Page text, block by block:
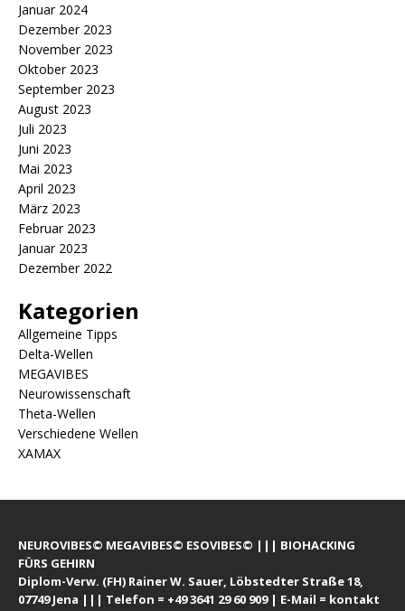
Januar 2024
Dezember 2023
November 2023
Oktober 2023
September 2023
August 2023
Juli 2023
Juni 2023
Mai 2023
April 2023
März 2023
Februar 2023
Januar 2023
Dezember 2022
Kategorien
Allgemeine Tipps
Delta-Wellen
MEGAVIBES
Neurowissenschaft
Theta-Wellen
Verschiedene Wellen
XAMAX
NEUROVIBES© MEGAVIBES© ESOVIBES© ||| BIOHACKING
FÜRS GEHIRN
Diplom-Verw. (FH) Rainer W. Sauer, Löbstedter Straße 18,
07749 Jena ||| Telefon = +49 3641 29 60 909 | E-Mail = kontakt